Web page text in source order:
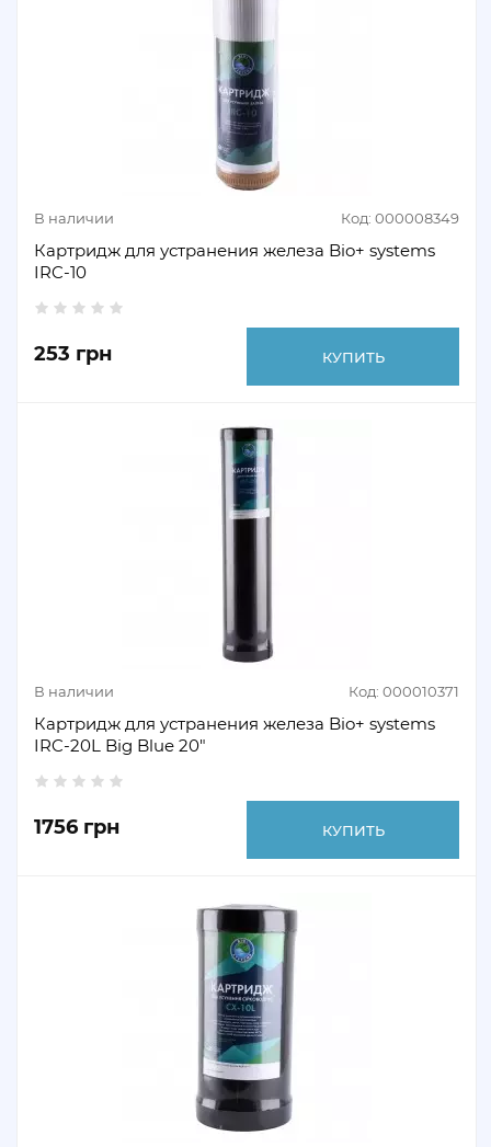
В наличии Код: 000008349
Картридж для устранения железа Bio+ systems
IRC-10
253 грн КУПИТЬ
В наличии Код: 000010371
Картридж для устранения железа Bio+ systems
IRC-20L Big Blue 20"
1756 грн КУПИТЬ